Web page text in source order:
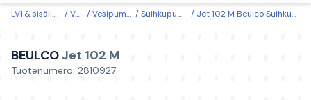
LVI & sisäilma Vesi Vesipumput Suihkupumput Jet 102 M Beulco Suihkupumppu
BEULCOJet 102 M
Tuotenumero: 2810927